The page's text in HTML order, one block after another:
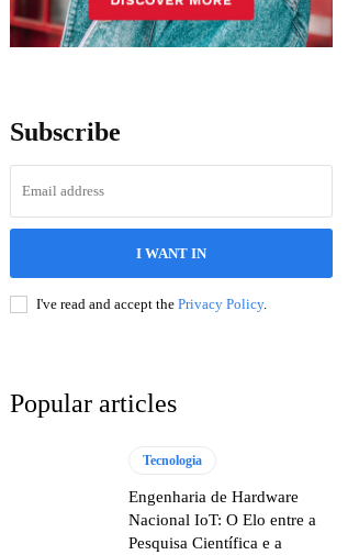
Subscribe
I WANT IN
I've read and accept the Privacy Policy.
Popular articles
Tecnologia
Engenharia de Hardware
Nacional IoT: O Elo entre a
Pesquisa Científica e a